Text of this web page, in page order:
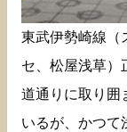
東武伊勢崎線（
セ、松屋浅草）
道通りに取り囲
いるが、かつて